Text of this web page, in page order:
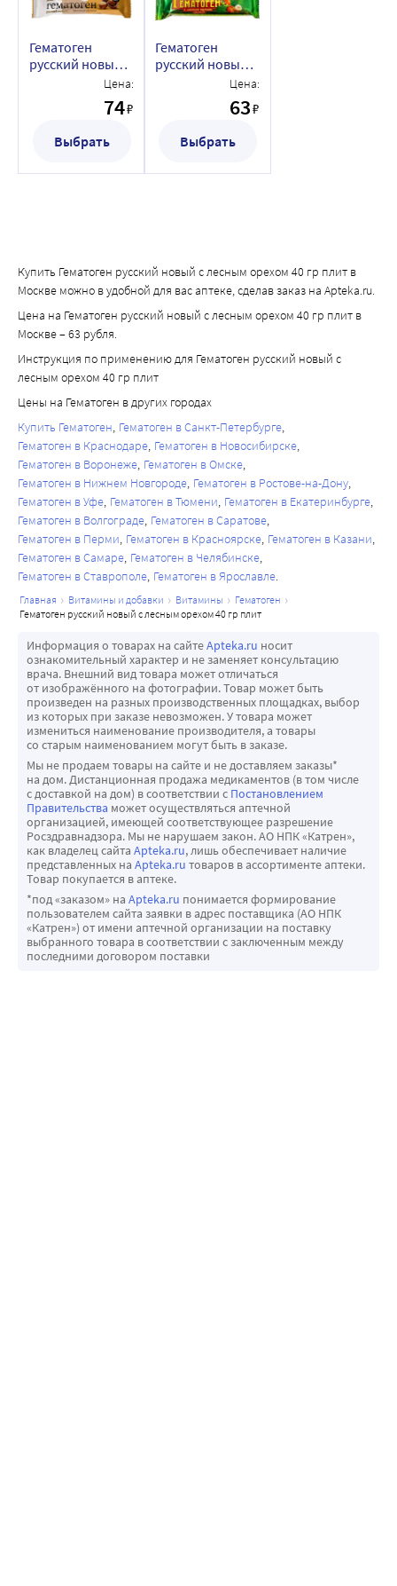
Гематоген
русский новый с
лесным орехом
40 гр плитка
Цена:
74₽
Выбрать
Гематоген
русский новый с
лесным орехом
Цена:
63₽
Выбрать
Купить Гематоген русский новый с лесным орехом 40 гр плит в
Москве можно в удобной для вас аптеке, сделав заказ на Apteka.ru.
Цена на Гематоген русский новый с лесным орехом 40 гр плит в
Москве – 63 рубля.
Инструкция по применению для Гематоген русский новый с
лесным орехом 40 гр плит
Цены на Гематоген в других городах
Купить Гематоген Гематоген в Санкт-Петербурге
Гематоген в Краснодаре Гематоген в Новосибирске
Гематоген в Воронеже Гематоген в Омске
Гематоген в Нижнем Новгороде Гематоген в Ростове-на-Дону
Гематоген в Уфе Гематоген в Тюмени Гематоген в Екатеринбурге
Гематоген в Волгограде Гематоген в Саратове
Гематоген в Перми Гематоген в Красноярске Гематоген в Казани
Гематоген в Самаре Гематоген в Челябинске
Гематоген в Ставрополе Гематоген в Ярославле
главная витамины и добавки витамины
гематоген
гематоген русский новый с лесным орехом 40 гр плит
Информация о товарах на сайтеApteka.ru носит
ознакомительный характер и не заменяет консультацию
врача. Внешний вид товара может отличаться
от изображённого на фотографии. Товар может быть
произведен на разных производственных площадках, выбор
из которых при заказе невозможен. У товара может
измениться наименование производителя, а товары
со старым наименованием могут быть в заказе.
Мы не продаем товары на сайте и не доставляем заказы*
на дом. Дистанционная продажа медикаментов (в том числе
с доставкой на дом) в соответствии с Постановлением
Правительства может осуществляться аптечной
организацией, имеющей соответствующее разрешение
Росздравнадзора. Мы не нарушаем закон. АО НПК «Катрен»,
как владелец сайта Apteka.ru, лишь обеспечивает наличие
представленных на Apteka.ru товаров в ассортименте аптеки.
Товар покупается в аптеке.
*под «заказом» на Apteka.ru понимается формирование
пользователем сайта заявки в адрес поставщика (АО НПК
«Катрен») от имени аптечной организации на поставку
выбранного товара в соответствии с заключенным между
последними договором поставки